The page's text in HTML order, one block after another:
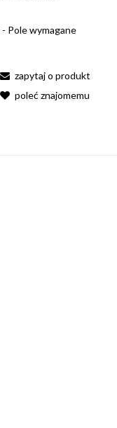
- Pole wymagane
zapytaj o produkt
poleć znajomemu